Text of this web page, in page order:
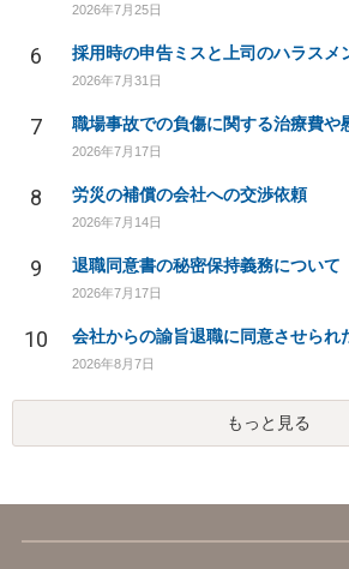
2026年7月25日
6 採用時の申告ミスと上司のハラスメ
2026年7月31日
7 職場事故での負傷に関する治療費や
2026年7月17日
8 労災の補償の会社への交渉依頼
2026年7月14日
9 退職同意書の秘密保持義務について
2026年7月17日
10
2026年8月7日
もっと見る